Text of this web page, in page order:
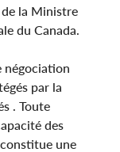
la Ministre
du Canada.
négociation
par la
. Toute
des
une